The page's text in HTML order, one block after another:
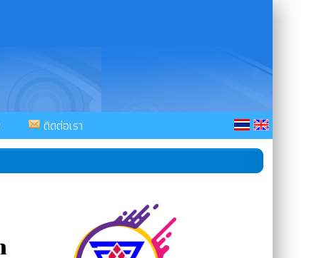
ติดต่อเรา